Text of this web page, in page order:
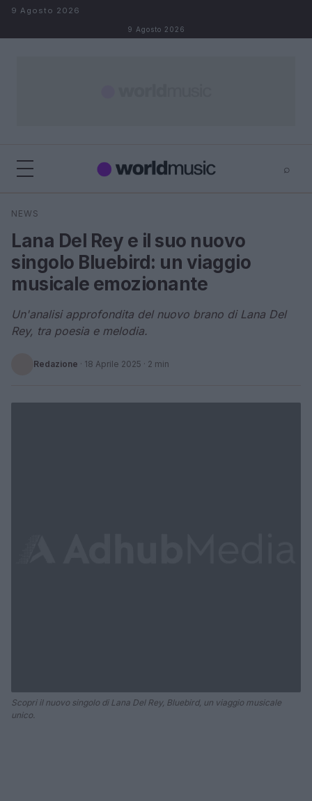
Salta al contenuto
9 Agosto 2026
9 Agosto 2026
⌕
Cerca
NEWS
Lana Del Rey e il suo nuovo
singolo Bluebird: un viaggio
musicale emozionante
Un'analisi approfondita del nuovo brano di Lana Del
Rey, tra poesia e melodia.
Redazione · 18 Aprile 2025 · 2 min
Scopri il nuovo singolo di Lana Del Rey, Bluebird, un viaggio musicale
unico.